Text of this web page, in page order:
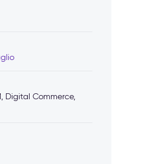
Digital Commerce,